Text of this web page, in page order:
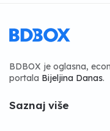
BDBOX je oglasna,
portala Bijeljina Danas.
Saznaj više